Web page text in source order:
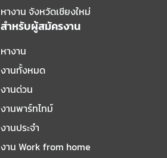
หางาน จังหวัดเชียงใหม่
สำหรับผู้สมัครงาน
หางาน
งานทั้งหมด
งานด่วน
งานพาร์ทไทม์
งานประจำ
งาน Work from home